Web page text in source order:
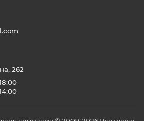
262